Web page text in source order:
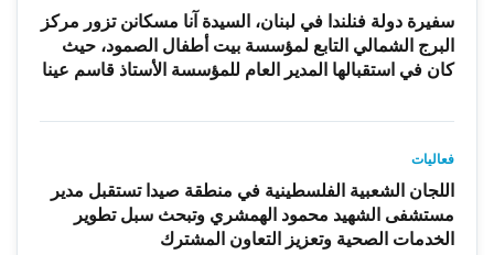
سفيرة دولة فنلندا في لبنان، السيدة آنا مسكانن تزور مركز
البرج الشمالي التابع لمؤسسة بيت أطفال الصمود، حيث
كان في استقبالها المدير العام للمؤسسة الأستاذ قاسم عينا
فعاليات
اللجان الشعبية الفلسطينية في منطقة صيدا تستقبل مدير
مستشفى الشهيد محمود الهمشري وتبحث سبل تطوير
الخدمات الصحية وتعزيز التعاون المشترك